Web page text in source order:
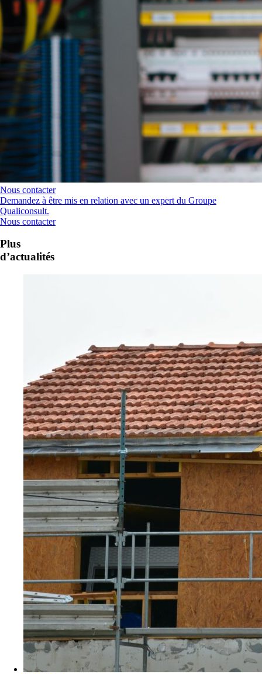
Nous contacter
Demandez à être mis en relation avec un expert du Groupe
Qualiconsult.
Nous contacter
Plus
d’actualités